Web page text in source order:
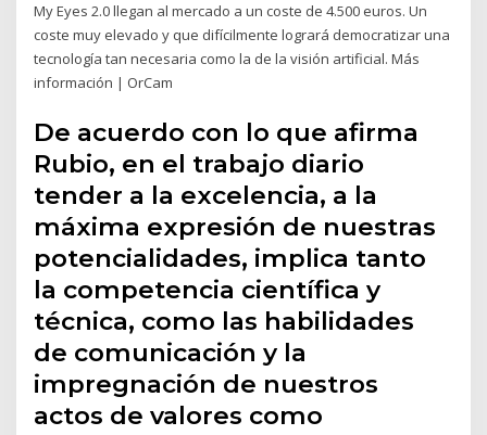
My Eyes 2.0 llegan al mercado a un coste de 4.500 euros. Un
coste muy elevado y que difícilmente logrará democratizar una
tecnología tan necesaria como la de la visión artificial. Más
información | OrCam
De acuerdo con lo que afirma
Rubio, en el trabajo diario
tender a la excelencia, a la
máxima expresión de nuestras
potencialidades, implica tanto
la competencia científica y
técnica, como las habilidades
de comunicación y la
impregnación de nuestros
actos de valores como